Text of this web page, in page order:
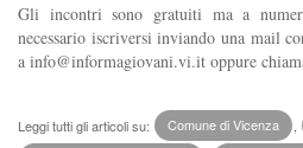
Gli incontri sono gratuiti ma a
necessario iscriversi inviando una mail
a info@informagiovani.vi.it oppure
Leggi tutti gli articoli su: Comune di Vicenza